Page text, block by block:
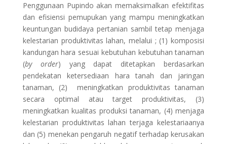
Penggunaan Pupindo akan memaksimalkan efektifitas
dan efisiensi pemupukan yang mampu meningkatkan
keuntungan budidaya pertanian sambil tetap menjaga
kelestarian produktivitas lahan, melalui ; (1) komposisi
kandungan hara sesuai kebutuhan kebutuhan tanaman
(by order) yang dapat ditetapkan berdasarkan
pendekatan ketersediaan hara tanah dan jaringan
tanaman, (2) meningkatkan produktivitas tanaman
secara optimal atau target produktivitas, (3)
meningkatkan kualitas produksi tanaman, (4) menjaga
kelestarian produktivitas lahan terjaga kelestariaanya
dan (5) menekan pengaruh negatif terhadap kerusakan